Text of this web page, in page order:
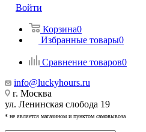
Войти
Корзина0
Избранные товары0
Сравнение товаров0
info@luckyhours.ru
г. Москва
ул. Ленинская слобода 19
* не является магазином и пунктом самовывоза